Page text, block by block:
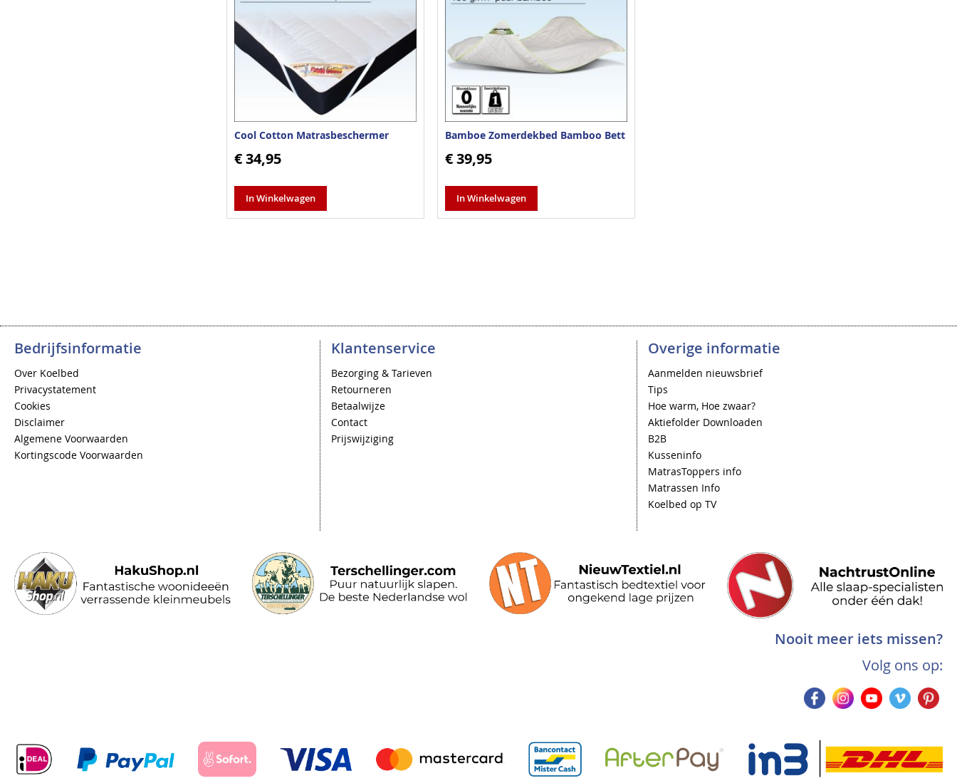
Cool Cotton Matrasbeschermer
€ 34,95
In Winkelwagen
Bamboe Zomerdekbed Bamboo Bett
€ 39,95
In Winkelwagen
Bedrijfsinformatie
Over Koelbed
Privacystatement
Cookies
Disclaimer
Algemene Voorwaarden
Kortingscode Voorwaarden
Klantenservice
Bezorging & Tarieven
Retourneren
Betaalwijze
Contact
Prijswijziging
Overige informatie
Aanmelden nieuwsbrief
Tips
Hoe warm, Hoe zwaar?
Aktiefolder Downloaden
B2B
Kusseninfo
MatrasToppers info
Matrassen Info
Koelbed op TV
Nooit meer iets missen?
Volg ons op: